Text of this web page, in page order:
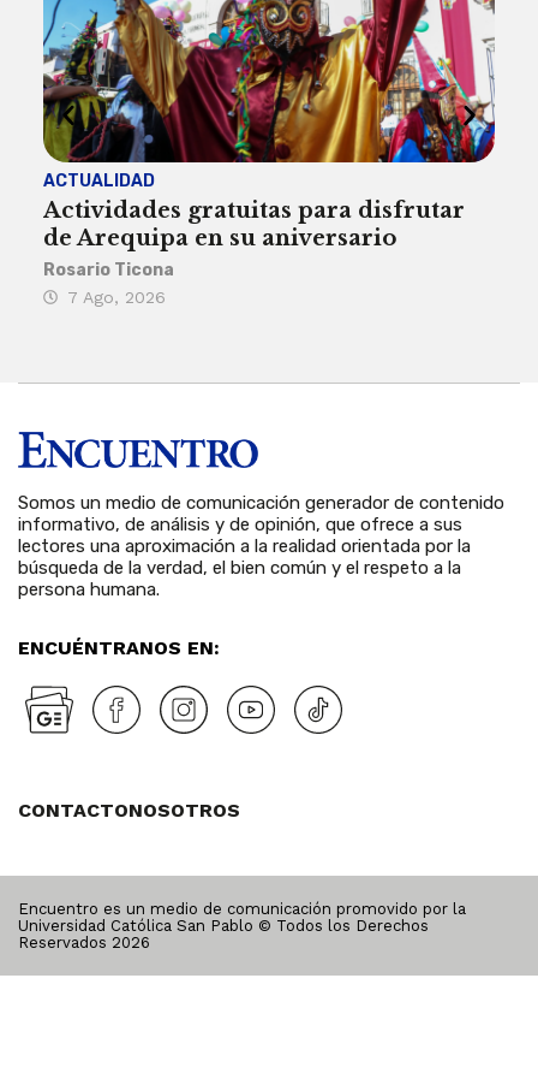
ACTUALIDAD
Actividades gratuitas para disfrutar
de Arequipa en su aniversario
Rosario Ticona
7 Ago, 2026
Somos un medio de comunicación generador de contenido
informativo, de análisis y de opinión, que ofrece a sus
lectores una aproximación a la realidad orientada por la
búsqueda de la verdad, el bien común y el respeto a la
persona humana.
ENCUÉNTRANOS EN:
CONTACTONOSOTROS
Encuentro es un medio de comunicación promovido por la
Universidad Católica San Pablo © Todos los Derechos
Reservados 2026